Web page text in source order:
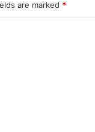
are marked *